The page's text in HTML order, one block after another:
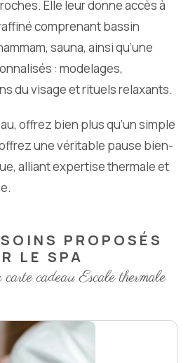
Elle leur donne accès à
comprenant bassin
sauna, ainsi qu’une
: modelages,
du visage et rituels relaxants.
offrez bien plus qu’un simple
une véritable pause bien-
alliant expertise thermale et
PROPOSÉS
LE SPA
cadeau Escale thermale